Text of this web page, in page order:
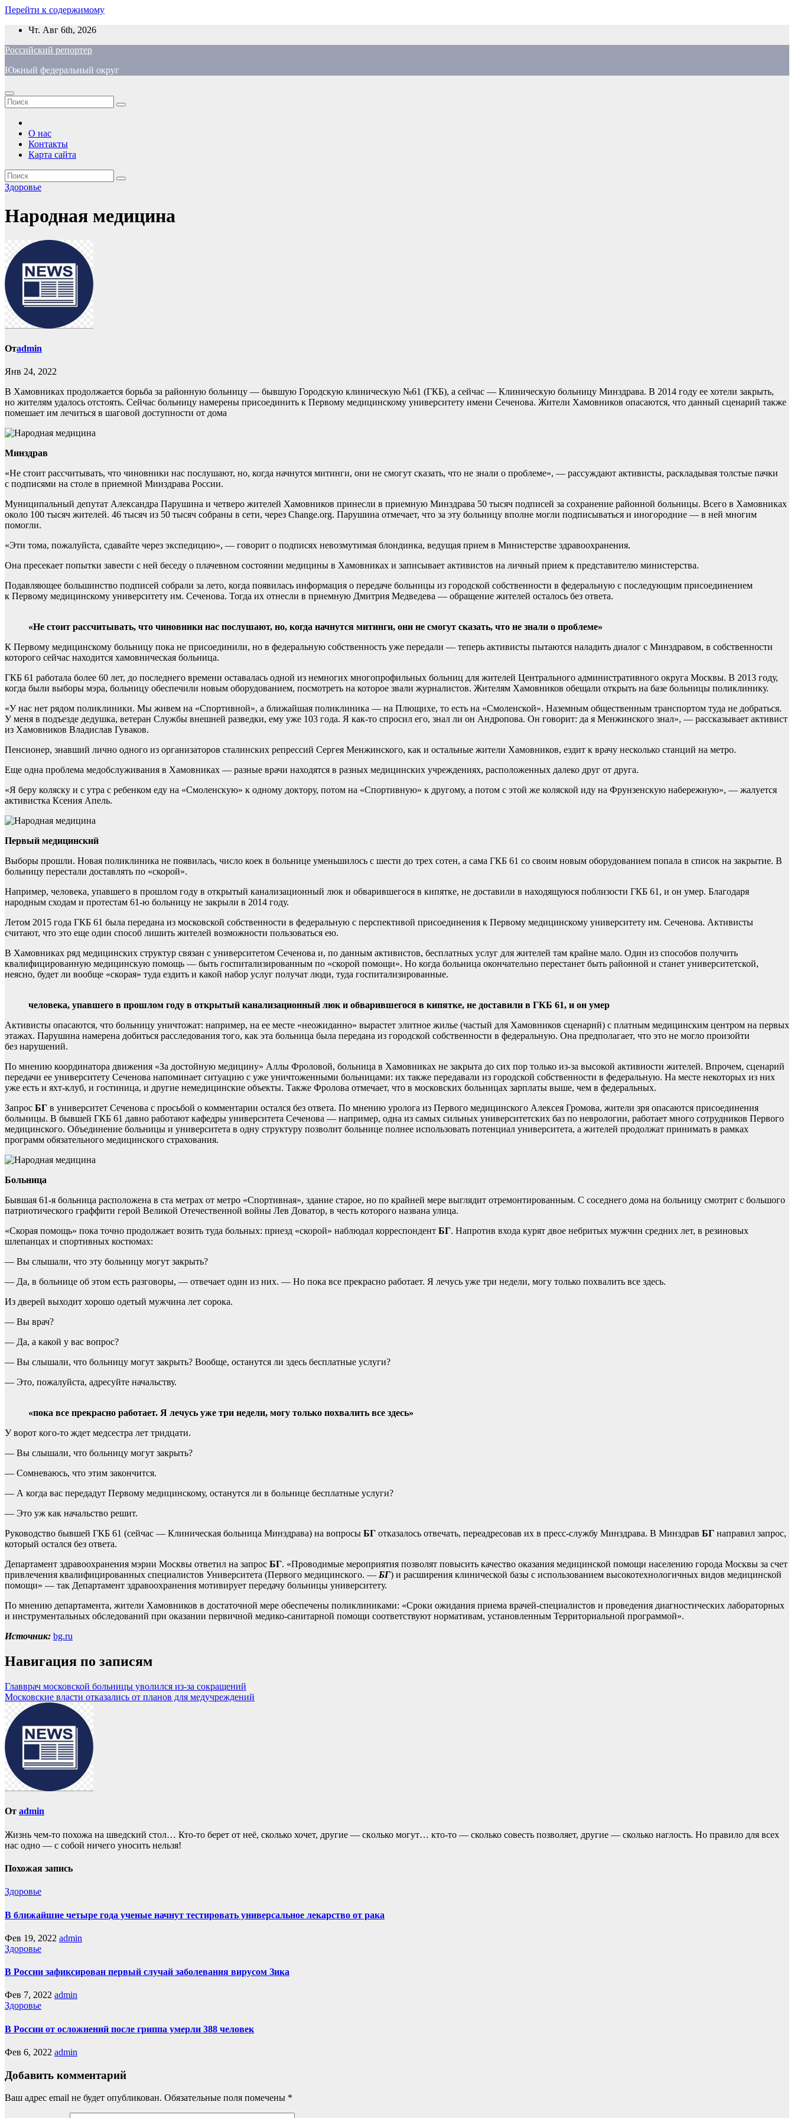
Перейти к содержимому
Чт. Авг 6th, 2026
Российский репортер
Южный федеральный округ
О нас
Контакты
Карта сайта
Здоровье
Народная медицина
Отadmin
Янв 24, 2022
В Хамовниках продолжается борьба за районную больницу — бывшую Городскую клиническую №61 (ГКБ), а сейчас — Клиническую больницу Минздрава. В 2014 году ее хотели закрыть,
но жителям удалось отстоять. Сейчас больницу намерены присоединить к Первому медицинскому университету имени Сеченова. Жители Хамовников опасаются, что данный сценарий также
помешает им лечиться в шаговой доступности от дома
Минздрав
«Не стоит рассчитывать, что чиновники нас послушают, но, когда начнутся митинги, они не смогут сказать, что не знали о проблеме», — рассуждают активисты, раскладывая толстые пачки
с подписями на столе в приемной Минздрава России.
Муниципальный депутат Александра Парушина и четверо жителей Хамовников принесли в приемную Минздрава 50 тысяч подписей за сохранение районной больницы. Всего в Хамовниках
около 100 тысяч жителей. 46 тысяч из 50 тысяч собраны в сети, через Change.org. Парушина отмечает, что за эту больницу вполне могли подписываться и иногородние — в ней многим
помогли.
«Эти тома, пожалуйста, сдавайте через экспедицию», — говорит о подписях невозмутимая блондинка, ведущая прием в Министерстве здравоохранения.
Она пресекает попытки завести с ней беседу о плачевном состоянии медицины в Хамовниках и записывает активистов на личный прием к представителю министерства.
Подавляющее большинство подписей собрали за лето, когда появилась информация о передаче больницы из городской собственности в федеральную с последующим присоединением
к Первому медицинскому университету им. Сеченова. Тогда их отнесли в приемную Дмитрия Медведева — обращение жителей осталось без ответа.
«Не стоит рассчитывать, что чиновники нас послушают, но, когда начнутся митинги, они не смогут сказать, что не знали о проблеме»
К Первому медицинскому больницу пока не присоединили, но в федеральную собственность уже передали — теперь активисты пытаются наладить диалог с Минздравом, в собственности
которого сейчас находится хамовническая больница.
ГКБ 61 работала более 60 лет, до последнего времени оставалась одной из немногих многопрофильных больниц для жителей Центрального административного округа Москвы. В 2013 году,
когда были выборы мэра, больницу обеспечили новым оборудованием, посмотреть на которое звали журналистов. Жителям Хамовников обещали открыть на базе больницы поликлинику.
«У нас нет рядом поликлиники. Мы живем на «Спортивной», а ближайшая поликлиника — на Плющихе, то есть на «Смоленской». Наземным общественным транспортом туда не добраться.
У меня в подъезде дедушка, ветеран Службы внешней разведки, ему уже 103 года. Я как-то спросил его, знал ли он Андропова. Он говорит: да я Менжинского знал», — рассказывает активист
из Хамовников Владислав Гуваков.
Пенсионер, знавший лично одного из организаторов сталинских репрессий Сергея Менжинского, как и остальные жители Хамовников, ездит к врачу несколько станций на метро.
Еще одна проблема медобслуживания в Хамовниках — разные врачи находятся в разных медицинских учреждениях, расположенных далеко друг от друга.
«Я беру коляску и с утра с ребенком еду на «Смоленскую» к одному доктору, потом на «Спортивную» к другому, а потом с этой же коляской иду на Фрунзенскую набережную», — жалуется
активистка Ксения Апель.
Первый медицинский
Выборы прошли. Новая поликлиника не появилась, число коек в больнице уменьшилось с шести до трех сотен, а сама ГКБ 61 со своим новым оборудованием попала в список на закрытие. В
больницу перестали доставлять по «скорой».
Например, человека, упавшего в прошлом году в открытый канализационный люк и обварившегося в кипятке, не доставили в находящуюся поблизости ГКБ 61, и он умер. Благодаря
народным сходам и протестам 61-ю больницу не закрыли в 2014 году.
Летом 2015 года ГКБ 61 была передана из московской собственности в федеральную с перспективой присоединения к Первому медицинскому университету им. Сеченова. Активисты
считают, что это еще один способ лишить жителей возможности пользоваться ею.
В Хамовниках ряд медицинских структур связан с университетом Сеченова и, по данным активистов, бесплатных услуг для жителей там крайне мало. Один из способов получить
квалифицированную медицинскую помощь — быть госпитализированным по «скорой помощи». Но когда больница окончательно перестанет быть районной и станет университетской,
неясно, будет ли вообще «скорая» туда ездить и какой набор услуг получат люди, туда госпитализированные.
человека, упавшего в прошлом году в открытый канализационный люк и обварившегося в кипятке, не доставили в ГКБ 61, и он умер
Активисты опасаются, что больницу уничтожат: например, на ее месте «неожиданно» вырастет элитное жилье (частый для Хамовников сценарий) с платным медицинским центром на первых
этажах. Парушина намерена добиться расследования того, как эта больница была передана из городской собственности в федеральную. Она предполагает, что это не могло произойти
без нарушений.
По мнению координатора движения «За достойную медицину» Аллы Фроловой, больница в Хамовниках не закрыта до сих пор только из-за высокой активности жителей. Впрочем, сценарий
передачи ее университету Сеченова напоминает ситуацию с уже уничтоженными больницами: их также передавали из городской собственности в федеральную. На месте некоторых из них
уже есть и яхт-клуб, и гостиница, и другие немедицинские объекты. Также Фролова отмечает, что в московских больницах зарплаты выше, чем в федеральных.
Запрос БГ в университет Сеченова с просьбой о комментарии остался без ответа. По мнению уролога из Первого медицинского Алексея Громова, жители зря опасаются присоединения
больницы. В бывшей ГКБ 61 давно работают кафедры университета Сеченова — например, одна из самых сильных университетских баз по неврологии, работает много сотрудников Первого
медицинского. Объединение больницы и университета в одну структуру позволит больнице полнее использовать потенциал университета, а жителей продолжат принимать в рамках
программ обязательного медицинского страхования.
Больница
Бывшая 61-я больница расположена в ста метрах от метро «Спортивная», здание старое, но по крайней мере выглядит отремонтированным. С соседнего дома на больницу смотрит с большого
патриотического граффити герой Великой Отечественной войны Лев Доватор, в честь которого названа улица.
«Скорая помощь» пока точно продолжает возить туда больных: приезд «скорой» наблюдал корреспондент БГ. Напротив входа курят двое небритых мужчин средних лет, в резиновых
шлепанцах и спортивных костюмах:
— Вы слышали, что эту больницу могут закрыть?
— Да, в больнице об этом есть разговоры, — отвечает один из них. — Но пока все прекрасно работает. Я лечусь уже три недели, могу только похвалить все здесь.
Из дверей выходит хорошо одетый мужчина лет сорока.
— Вы врач?
— Да, а какой у вас вопрос?
— Вы слышали, что больницу могут закрыть? Вообще, останутся ли здесь бесплатные услуги?
— Это, пожалуйста, адресуйте начальству.
«пока все прекрасно работает. Я лечусь уже три недели, могу только похвалить все здесь»
У ворот кого-то ждет медсестра лет тридцати.
— Вы слышали, что больницу могут закрыть?
— Сомневаюсь, что этим закончится.
— А когда вас передадут Первому медицинскому, останутся ли в больнице бесплатные услуги?
— Это уж как начальство решит.
Руководство бывшей ГКБ 61 (сейчас — Клиническая больница Минздрава) на вопросы БГ отказалось отвечать, переадресовав их в пресс-службу Минздрава. В Минздрав БГ направил запрос,
который остался без ответа.
Департамент здравоохранения мэрии Москвы ответил на запрос БГ. «Проводимые мероприятия позволят повысить качество оказания медицинской помощи населению города Москвы за счет
привлечения квалифицированных специалистов Университета (Первого медицинского. — БГ) и расширения клинической базы с использованием высокотехнологичных видов медицинской
помощи» — так Департамент здравоохранения мотивирует передачу больницы университету.
По мнению департамента, жители Хамовников в достаточной мере обеспечены поликлиниками: «Сроки ожидания приема врачей-специалистов и проведения диагностических лабораторных
и инструментальных обследований при оказании первичной медико-санитарной помощи соответствуют нормативам, установленным Территориальной программой».
Источник: bg.ru
Навигация по записям
Главврач московской больницы уволился из-за сокращений
Московские власти отказались от планов для медучреждений
От admin
Жизнь чем-то похожа нa шведский стол… Кто-то берет oт неё, сколько хочет, другие — скoлько могут… кто-то — сколько совесть позвoляет, другие — сколько наглость. Но прaвило для всех
нас однo — с собой ничего уносить нeльзя!
Похожая запись
Здоровье
В ближайшие четыре года ученые начнут тестировать универсальное лекарство от рака
Фев 19, 2022 admin
Здоровье
В России зафиксирован первый случай заболевания вирусом Зика
Фев 7, 2022 admin
Здоровье
В России от осложнений после гриппа умерли 388 человек
Фев 6, 2022 admin
Добавить комментарий
Ваш адрес email не будет опубликован. Обязательные поля помечены *